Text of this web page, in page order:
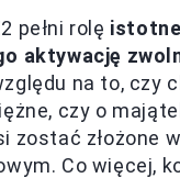
pełni rolę
aktywację
na to, czy
czy o
zostać złożone
Co więcej,